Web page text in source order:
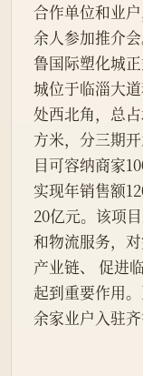
合作单位和业
余人参加推介
鲁国际塑化城
城位于临淄大
处西北角，总
方米，分三期
目可容纳商家
实现年销售额
20亿元。该项
和物流服务，
产业链、 促进
起到重要作用
余家业户入驻齐